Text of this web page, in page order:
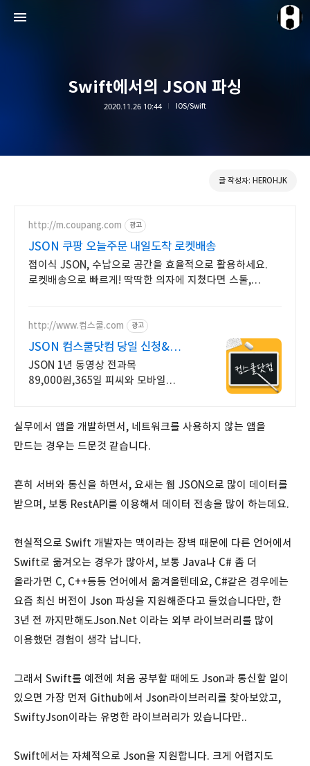
Swift에서의 JSON 파싱
2020.11.26 10:44 IOS/Swift
글 작성자: HEROHJK
http://m.coupang.com 광고
JSON 쿠팡 오늘주문 내일도착 로켓배송
접이식 JSON, 수납으로 공간을 효율적으로 활용하세요.
로켓배송으로 빠르게! 딱딱한 의자에 지쳤다면 스툴,
http://www.컴스쿨.com 광고
JSON 컴스쿨닷컴 당일 신청&
결제시 기프티콘!
JSON 1년 동영상 전과목
89,000원,365일 피씨와 모바일
실무에서 앱을 개발하면서, 네트워크를 사용하지 않는 앱을
만드는 경우는 드문것 같습니다.
흔히 서버와 통신을 하면서, 요새는 웹 JSON으로 많이 데이터를
받으며, 보통 RestAPI를 이용해서 데이터 전송을 많이 하는데요.
현실적으로 Swift 개발자는 맥이라는 장벽 때문에 다른 언어에서
Swift로 옮겨오는 경우가 많아서, 보통 Java나 C# 좀 더
올라가면 C, C++등등 언어에서 옮겨올텐데요, C#같은 경우에는
요즘 최신 버전이 Json 파싱을 지원해준다고 들었습니다만, 한
3년 전 까지만해도Json.Net 이라는 외부 라이브러리를 많이
이용했던 경험이 생각 납니다.
그래서 Swift를 예전에 처음 공부할 때에도 Json과 통신할 일이
있으면 가장 먼저 Github에서 Json라이브러리를 찾아보았고,
SwiftyJson이라는 유명한 라이브러리가 있습니다만..
Swift에서는 자체적으로 Json을 지원합니다. 크게 어렵지도
HEROHJK Document